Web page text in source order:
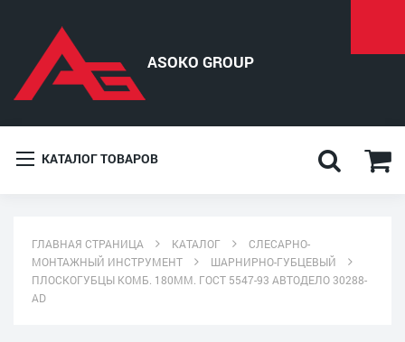
КАТАЛОГ ТОВАРОВ
ГЛАВНАЯ СТРАНИЦА КАТАЛОГ
СЛЕСАРНО-
МОНТАЖНЫЙ ИНСТРУМЕНТ
ШАРНИРНО-ГУБЦЕВЫЙ
ПЛОСКОГУБЦЫ КОМБ. 180ММ. ГОСТ 5547-93 АВТОДЕЛО 30288-
AD